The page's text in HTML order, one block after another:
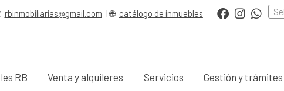
rbinmobiliarias@gmail.com | 🌐 catálogo de inmuebles
RB Venta y alquileres Servicios Gestión y trámites